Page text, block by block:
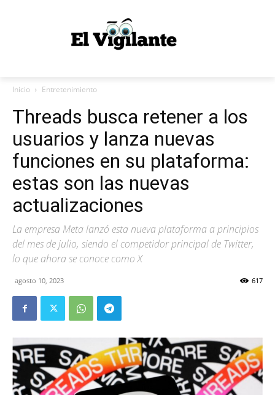
Inicio Entretenimiento
Threads busca retener a los
usuarios y lanza nuevas
funciones en su plataforma:
estas son las nuevas
actualizaciones
La empresa Meta lanzó esta nueva plataforma a principios
del mes de julio, siendo el competidor principal de Twitter,
lo que ahora se conoce como X
agosto 10, 2023 617